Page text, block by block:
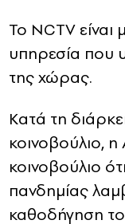
Το NCTV είναι
υπηρεσία που
της χώρας.
Κατά τη
κοινοβούλιο,
κοινοβούλιο
πανδημίας
καθοδήγηση